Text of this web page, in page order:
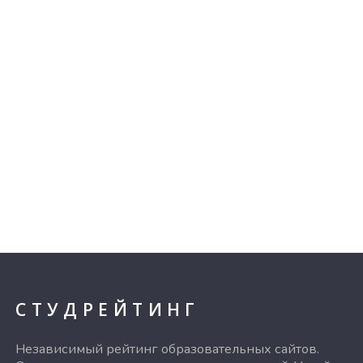
СТУДРЕЙТИНГ
Независимый рейтинг образовательных сайтов.